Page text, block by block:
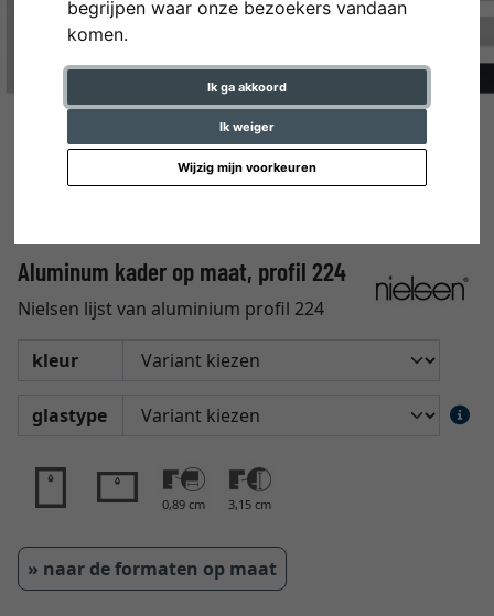
begrijpen waar onze bezoekers vandaan
komen.
Ik ga akkoord
Ik weiger
Wijzig mijn voorkeuren
Aluminum kader op maat, profil 224
Nielsen lijst van aluminium profil 224
kleur
glastype
0,89 cm 3,15 cm
» naar de formaten op maat